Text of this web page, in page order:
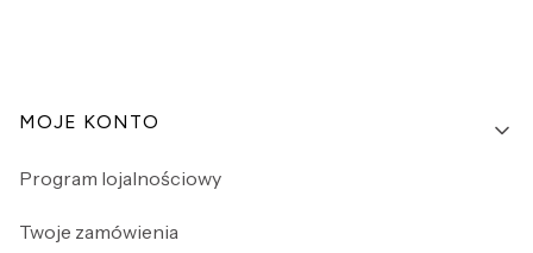
Linki w stopce
MOJE KONTO
Program lojalnościowy
Twoje zamówienia